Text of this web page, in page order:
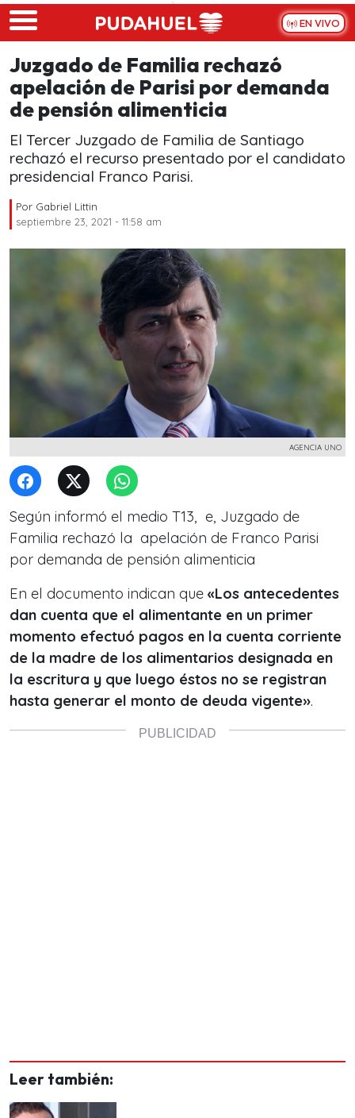
Skip to main content
EN VIVO
Juzgado de Familia rechazó
apelación de Parisi por demanda
de pensión alimenticia
El Tercer Juzgado de Familia de Santiago
rechazó el recurso presentado por el candidato
presidencial Franco Parisi.
Por Gabriel Littin
septiembre 23, 2021 - 11:58 am
AGENCIA UNO
Según informó el medio T13, e, Juzgado de
Familia rechazó la apelación de Franco Parisi
por demanda de pensión alimenticia
En el documento indican que «Los antecedentes
dan cuenta que el alimentante en un primer
momento efectuó pagos en la cuenta corriente
de la madre de los alimentarios designada en
la escritura y que luego éstos no se registran
hasta generar el monto de deuda vigente».
Leer también: